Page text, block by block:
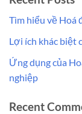
Tìm hiểu về Hoá
Lợi ích khác biệt
Ứng dụng của
nghiệp
Recent